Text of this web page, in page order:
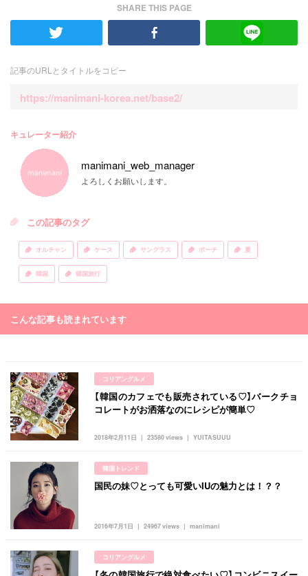
SHARE THIS PAGE
記事のURLとタイトルをコピー
https://manimani-korea.net/base2/
キュレーター紹介
manimani_web_manager
よろしくお願いします。
この記事のタグ
オルチャン ケース サングラス ポーチ 夏
韓国 韓国旅行
こんな記事も読まれています
コリアングルメ
2018年2月11日 YUITASUUU
23580 views
【韓国のカフェでも販売されている♡】バークチョ
コレートがお洒落なのにレシピが簡単♡
韓国トレンド
2016年7月1日 manimani
24967 views
国民の妹♡とっても可愛いIUの魅力とは！？？
コリアングルメ